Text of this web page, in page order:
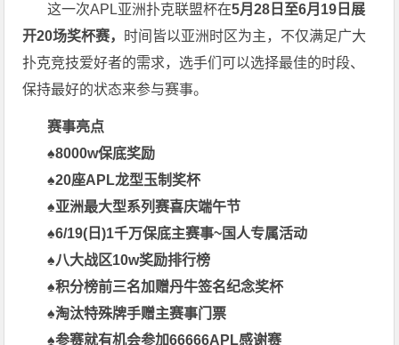
这一次APL亚洲扑克联盟杯在5月28日至6月19日展
开20场奖杯赛， 时间皆以亚洲时区为主，不仅满足广大
扑克竞技爱好者的需求，选手们可以选择最佳的时段、
保持最好的状态来参与赛事。
赛事亮点
♠8000w保底奖励
♠20座APL龙型玉制奖杯
♠亚洲最大型系列赛喜庆端午节
♠6/19(日)1千万保底主赛事~国人专属活动
♠八大战区10w奖励排行榜
♠积分榜前三名加赠丹牛签名纪念奖杯
♠淘汰特殊牌手赠主赛事门票
♠参赛就有机会参加66666APL感谢赛